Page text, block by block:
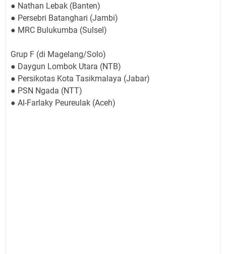
● Nathan Lebak (Banten)
● Persebri Batanghari (Jambi)
● MRC Bulukumba (Sulsel)
Grup F (di Magelang/Solo)
● Daygun Lombok Utara (NTB)
● Persikotas Kota Tasikmalaya (Jabar)
● PSN Ngada (NTT)
● Al-Farlaky Peureulak (Aceh)